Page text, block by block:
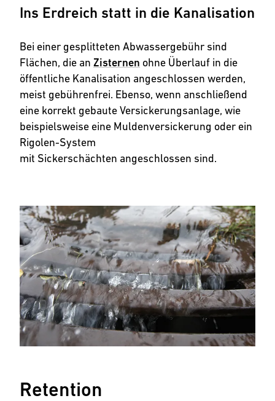
Ins Erdreich statt in die Kanalisation
Bei einer gesplitteten Abwassergebühr sind
Flächen, die an Zisternen ohne Überlauf in die
öffentliche Kanalisation angeschlossen werden,
meist gebührenfrei. Ebenso, wenn anschließend
eine korrekt gebaute Versickerungsanlage, wie
beispielsweise eine Muldenversickerung oder ein
Rigolen-System
mit Sickerschächten angeschlossen sind.
Retention